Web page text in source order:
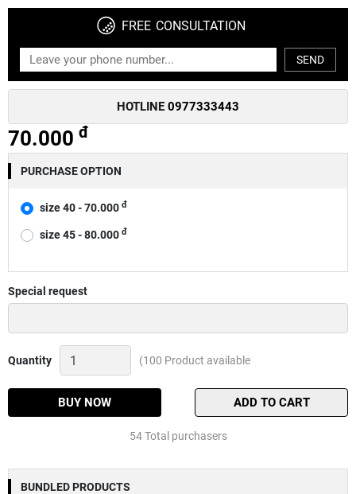
FREE CONSULTATION
SEND
HOTLINE 0977333443
70.000 đ
PURCHASE OPTION
size 40 - 70.000 đ
size 45 - 80.000 đ
Special request
Quantity
Mặt
vợt
đài
(100 Product available
BUY NOW ADD TO CART
54 Total purchasers
BUNDLED PRODUCTS